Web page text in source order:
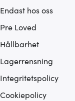
Endast hos oss
Pre Loved
Hållbarhet
Lagerrensning
Integritetspolicy
Cookiepolicy